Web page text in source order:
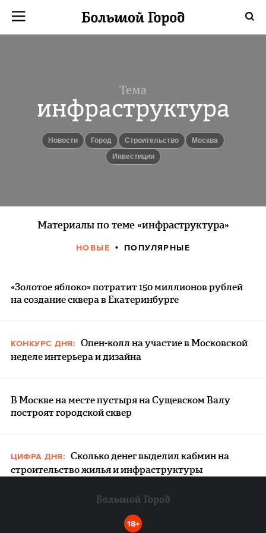
Тема
инфраструктура
новости город Строительство
Москва
инвестиции
Материалы по теме «инфраструктура»
НОВЫЕ ПОПУЛЯРНЫЕ
«Золотое яблоко» потратит 150 миллионов рублей
на создание сквера в Екатеринбурге
КОНКУРС ДНЯ: Опен-колл на участие в Московской
неделе интерьера и дизайна
В Москве на месте пустыря на Сущевском Валу
построят городской сквер
ЦИФРА ДНЯ: Сколько денег выделил кабмин на
строительство жилья и инфраструктуры
18+